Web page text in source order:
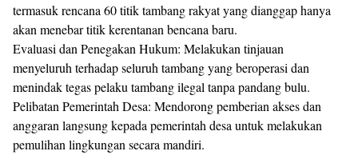
termasuk rencana 60 titik tambang rakyat yang dianggap hanya
akan menebar titik kerentanan bencana baru.
Evaluasi dan Penegakan Hukum: Melakukan tinjauan
menyeluruh terhadap seluruh tambang yang beroperasi dan
menindak tegas pelaku tambang ilegal tanpa pandang bulu.
Pelibatan Pemerintah Desa: Mendorong pemberian akses dan
anggaran langsung kepada pemerintah desa untuk melakukan
pemulihan lingkungan secara mandiri.